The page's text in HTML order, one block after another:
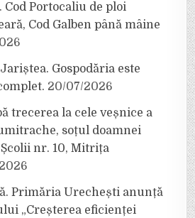
Cod Portocaliu de ploi
Cod Galben până mâine
Gospodăria este
20/07/2026
trecerea la cele veșnice a
soțul doamnei
nr. 10, Mitrița
Primăria Urechești anunță
„Creșterea eficienței